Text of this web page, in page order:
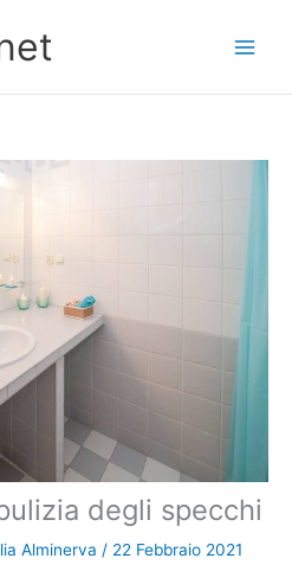
degli specchi
Alminerva / 22 Febbraio 2021